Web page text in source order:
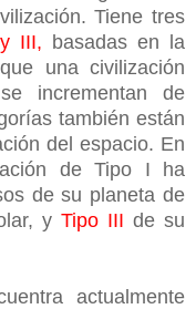
Tiene tres
III, basadas en la
una civilización
incrementan de
también están
del espacio. En
de Tipo I ha
de su planeta de
y Tipo III de su
actualmente